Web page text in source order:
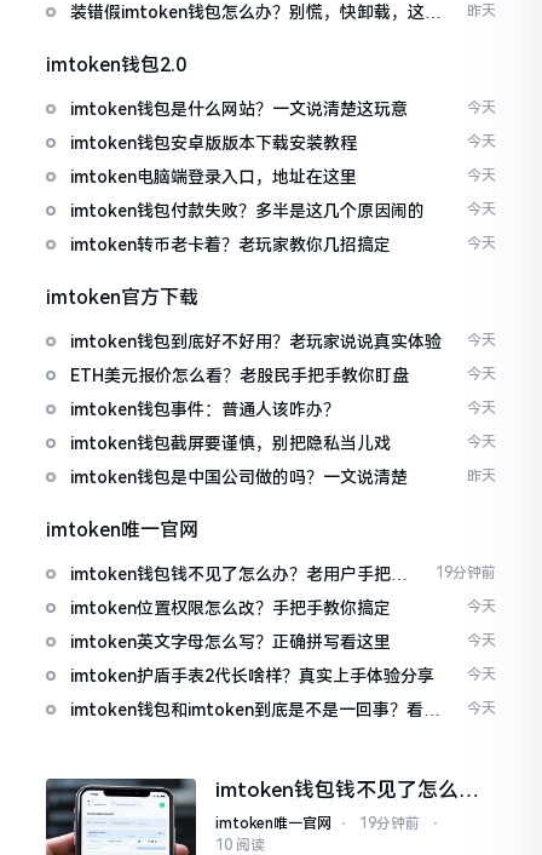
装错假imtoken钱包怎么办？别慌，快卸载，这几
昨天
imtoken钱包2.0
imtoken钱包是什么网站？一文说清楚这玩意 今天
imtoken钱包安卓版版本下载安装教程 今天
imtoken电脑端登录入口，地址在这里 今天
imtoken钱包付款失败？多半是这几个原因闹的 今天
imtoken转币老卡着？老玩家教你几招搞定 今天
imtoken官方下载
imtoken钱包到底好不好用？老玩家说说真实体验 今天
ETH美元报价怎么看？老股民手把手教你盯盘 今天
imtoken钱包事件：普通人该咋办？ 今天
imtoken钱包截屏要谨慎，别把隐私当儿戏 今天
imtoken钱包是中国公司做的吗？一文说清楚 昨天
imtoken唯一官网
imtoken钱包钱不见了怎么办？老用户手把手
教你找回
19分钟前
imtoken位置权限怎么改？手把手教你搞定 今天
imtoken英文字母怎么写？正确拼写看这里 今天
imtoken护盾手表2代长啥样？真实上手体验分享 今天
imtoken钱包和imtoken到底是不是一回事？看完
今天
imtoken钱包钱不见了怎么
办？老用户手把手教你找回
imtoken唯一官网 ⋅ 19分钟前
⋅
10 阅读